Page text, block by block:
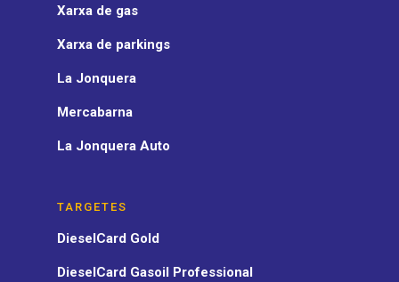
Xarxa de gas
Xarxa de parkings
La Jonquera
Mercabarna
La Jonquera Auto
TARGETES
DieselCard Gold
DieselCard Gasoil Professional